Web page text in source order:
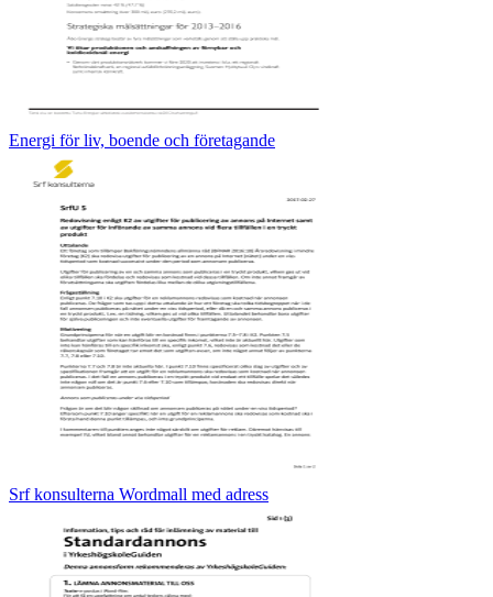
Energi för liv, boende och företagande
Srf konsulterna Wordmall med adress